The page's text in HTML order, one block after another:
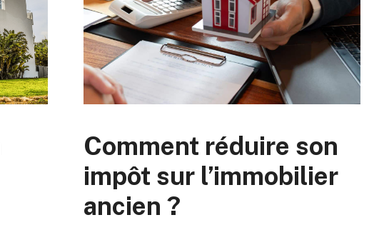
Comment réduire son
impôt sur l’immobilier
ancien ?